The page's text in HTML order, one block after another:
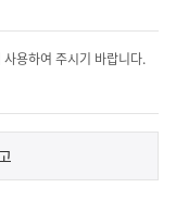
용하여 주시기 바랍니다.